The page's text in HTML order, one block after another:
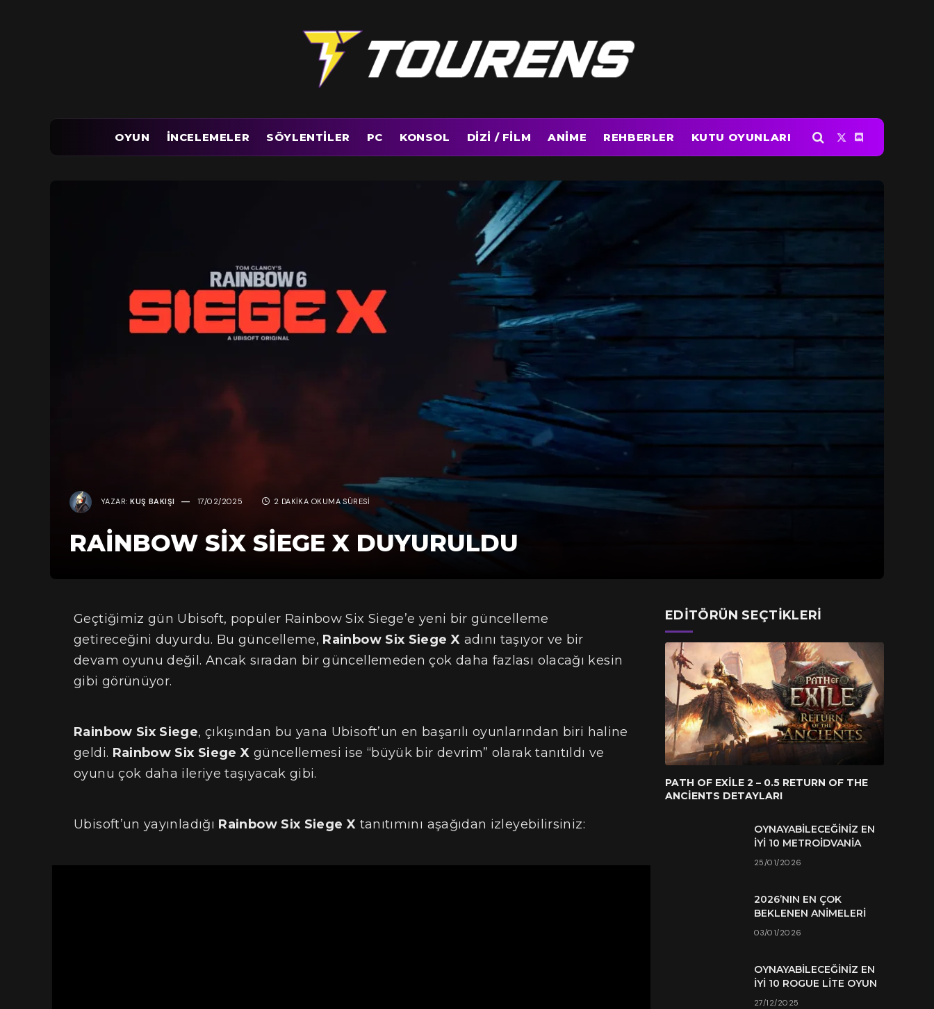
OYUN İNCELEMELER SÖYLENTILER PC KONSOL DIZI / FILM ANIME REHBERLER KUTU OYUNLARI
X
(Twitter)
Discord
YAZAR: KUŞ BAKIŞI 17/02/2025 2 DAKIKA OKUMA SÜRESI
RAINBOW SIX SIEGE X DUYURULDU
Geçtiğimiz gün Ubisoft, popüler Rainbow Six Siege’e yeni bir güncelleme
getireceğini duyurdu. Bu güncelleme, Rainbow Six Siege X adını taşıyor ve bir
devam oyunu değil. Ancak sıradan bir güncellemeden çok daha fazlası olacağı kesin
gibi görünüyor.
Rainbow Six Siege, çıkışından bu yana Ubisoft’un en başarılı oyunlarından biri haline
geldi. Rainbow Six Siege X güncellemesi ise “büyük bir devrim” olarak tanıtıldı ve
oyunu çok daha ileriye taşıyacak gibi.
Ubisoft’un yayınladığı Rainbow Six Siege X tanıtımını aşağıdan izleyebilirsiniz:
EDITÖRÜN SEÇTIKLERI
PATH OF EXILE 2 – 0.5 RETURN OF THE
ANCIENTS DETAYLARI
OYNAYABILECEĞINIZ EN
İYI 10 METROIDVANIA
25/01/2026
2026’NIN EN ÇOK
BEKLENEN ANIMELERI
03/01/2026
OYNAYABILECEĞINIZ EN
İYI 10 ROGUE LITE OYUN
27/12/2025